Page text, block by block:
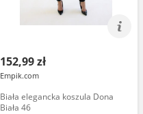
152,99 zł
Empik.com
Biała elegancka koszula Dona
Biała 46